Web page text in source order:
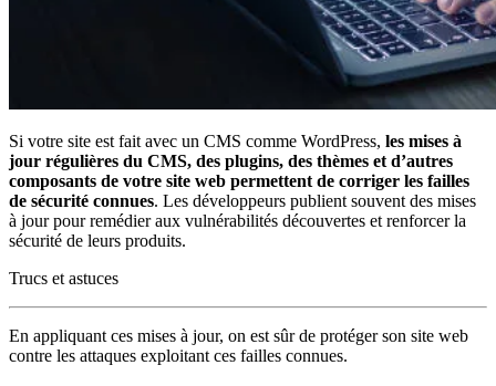
Si votre site est fait avec un CMS comme WordPress, les mises à
jour régulières du CMS, des plugins, des thèmes et d’autres
composants de votre site web permettent de corriger les failles
de sécurité connues. Les développeurs publient souvent des mises
à jour pour remédier aux vulnérabilités découvertes et renforcer la
sécurité de leurs produits.
Trucs et astuces
En appliquant ces mises à jour, on est sûr de protéger son site web
contre les attaques exploitant ces failles connues.